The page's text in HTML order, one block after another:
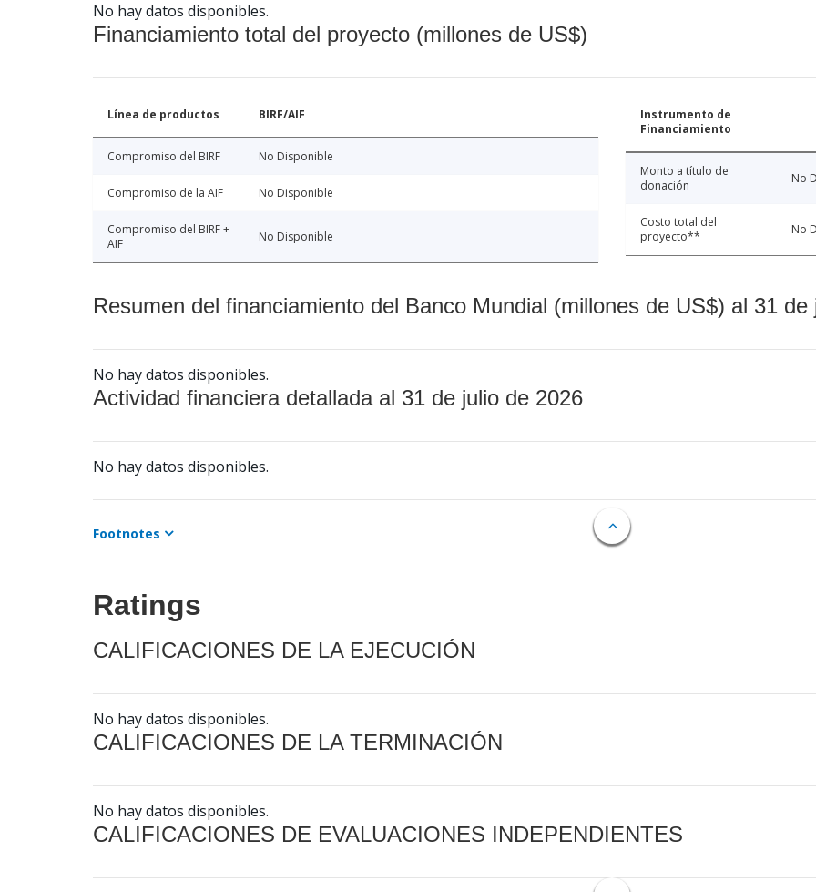
No hay datos disponibles.
Financiamiento total del proyecto (millones de US$)
Línea de productos BIRF/AIF
Compromiso del BIRF No Disponible
Compromiso de la AIF No Disponible
Compromiso del BIRF +
AIF
No Disponible
Instrumento de
Financiamiento
Monto a título de
donación
No
Costo total del
proyecto**
No
Resumen del financiamiento del Banco Mundial (millones de US$) al 31 de
No hay datos disponibles.
Actividad financiera detallada al 31 de julio de 2026
No hay datos disponibles.
Footnotes
Ratings
CALIFICACIONES DE LA EJECUCIÓN
No hay datos disponibles.
CALIFICACIONES DE LA TERMINACIÓN
No hay datos disponibles.
CALIFICACIONES DE EVALUACIONES INDEPENDIENTES